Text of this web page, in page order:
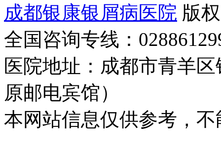
成都银康银屑病医院 版
全国咨询专线：
医院地址：成都市青羊
原邮电宾馆）
本网站信息仅供参考，